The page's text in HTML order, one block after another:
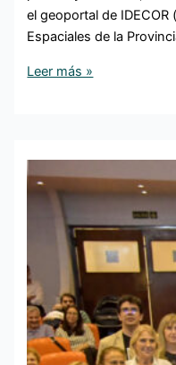
el geoportal de
Espaciales de la
Leer más »